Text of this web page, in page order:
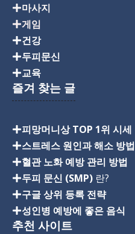
마사지
게임
건강
두피문신
교육
즐겨 찾는 글
피망머니상 TOP 1위 시세
스트레스 원인과 해소 방법
혈관 노화 예방 관리 방법
두피 문신 (SMP) 란?
구글 상위 등록 전략
성인병 예방에 좋은 음식
추천 사이트